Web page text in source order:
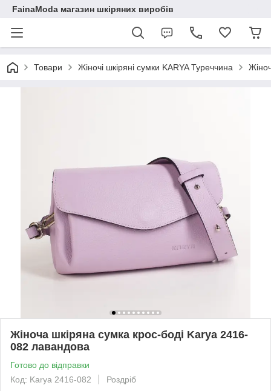
FainaModa магазин шкіряних виробів
Товари Жіночі шкіряні сумки KARYA Туреччина
Жіноча шкіряна сумка крос-боді Karya 2416-
082 лавандова
Готово до відправки
Код: Karya 2416-082
Роздріб